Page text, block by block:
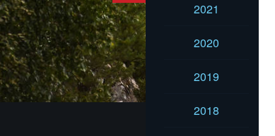
2021
2020
2019
2018